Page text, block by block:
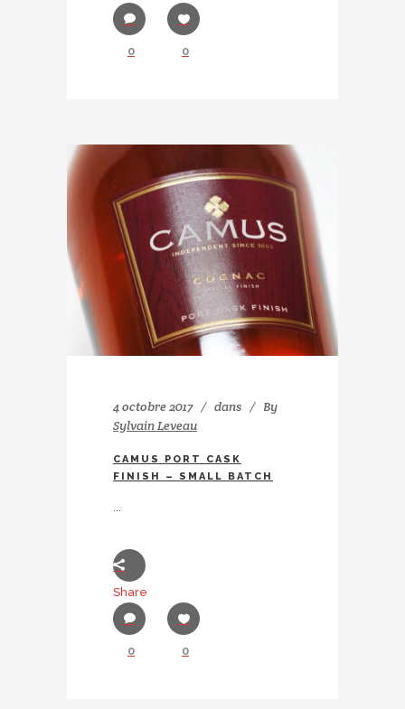
0 0
4 octobre 2017 dans
By
Sylvain Leveau
CAMUS PORT CASK
FINISH – SMALL BATCH
Share
0 0